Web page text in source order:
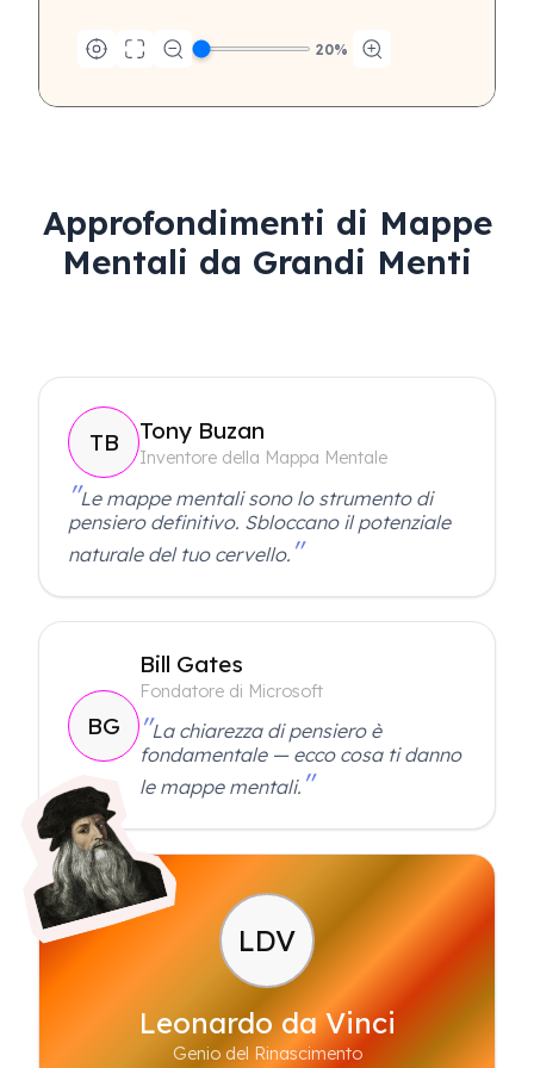
20%
Approfondimenti di Mappe
Mentali da Grandi Menti
TB Tony Buzan
Inventore della Mappa Mentale
Le mappe mentali sono lo strumento di
pensiero definitivo. Sbloccano il potenziale
naturale del tuo cervello.
BG
Bill Gates
Fondatore di Microsoft
La chiarezza di pensiero è
fondamentale — ecco cosa ti danno
le mappe mentali.
LDV
Leonardo da Vinci
Genio del Rinascimento